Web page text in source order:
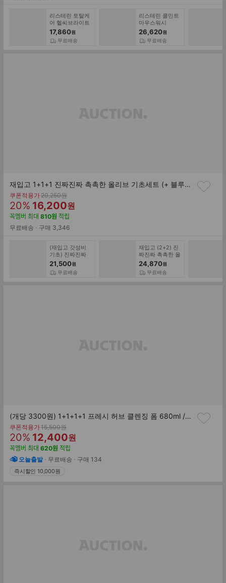
리스테린 토탈케
어 헬씨브라이트
750ml 2개
17,860원
무료배송
리스테린 쿨민트
마우스워시
750ml 4개 + 리
스테린 쿨민트
100ml 2개 증정
26,620원
무료배송
재입고 1+1+1 진짜진짜 촉촉한 올리브 기초세트 (+ 블루알로에 카밍 포어 패드 증정) (각 180ml)
쿠폰적용가기
존
가
20,250원
할
인
률
20% 판
매
가
16,200원
꼭멤버 최대 810원 적립
무료배송
구매 3,346
(재입고 갓성비
기초) 진짜진짜
촉촉한 올리브 토
너 3개 /촉촉 보습
기초케어
21,500원
무료배송
재입고 (2+2) 진
짜진짜 촉촉한 올
리브 토너+에멀
전 (총 720ml)
24,870원
무료배송
(개당 3300원) 1+1+1+1 프레시 허브 클렌징 폼 680ml /피부 타입별 맞춤 관리
쿠폰적용가기
존
가
15,500원
할
인
률
20% 판
매
가
12,400원
꼭멤버 최대 620원 적립
오늘출발
무료배송 구매 134
즉시할인 10,000원